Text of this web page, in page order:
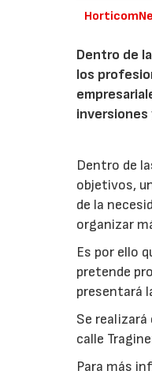
Dentro de
los
inversiones
Dentro de
objetivos,
de la
organizar
Es por ello
pretende
presentará
Se
calle
Para más